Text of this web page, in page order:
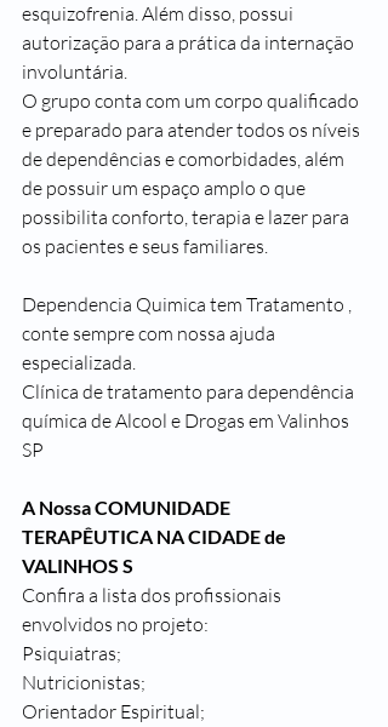
esquizofrenia. Além disso, possui
autorização para a prática da internação
involuntária.
O grupo conta com um corpo qualificado
e preparado para atender todos os níveis
de dependências e comorbidades, além
de possuir um espaço amplo o que
possibilita conforto, terapia e lazer para
os pacientes e seus familiares.
Dependencia Quimica tem Tratamento ,
conte sempre com nossa ajuda
especializada.
Clínica de tratamento para dependência
química de Alcool e Drogas em Valinhos
SP
A Nossa COMUNIDADE
TERAPÊUTICA NA CIDADE de
VALINHOS S
Confira a lista dos profissionais
envolvidos no projeto:
Psiquiatras;
Nutricionistas;
Orientador Espiritual;